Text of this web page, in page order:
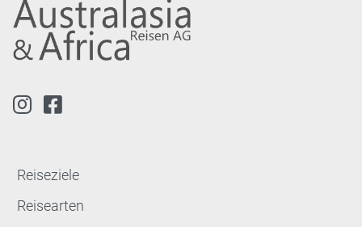
Reiseziele
Reisearten